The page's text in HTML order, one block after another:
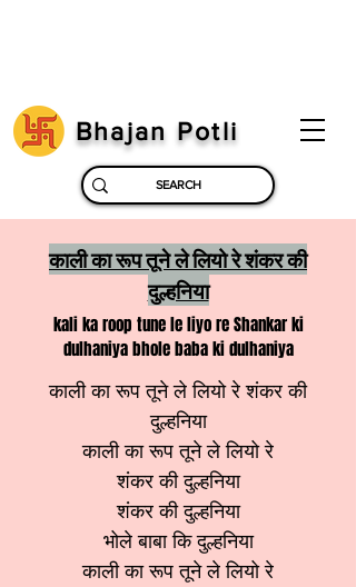
Bhajan Potli
काली का रूप तूने ले लियो रे शंकर की
दुल्हनिया
kali ka roop tune le liyo re Shankar ki
dulhaniya bhole baba ki dulhaniya
काली का रूप तूने ले लियो रे शंकर की
दुल्हनिया
काली का रूप तूने ले लियो रे
शंकर की दुल्हनिया
शंकर की दुल्हनिया
भोले बाबा कि दुल्हनिया
काली का रूप तूने ले लियो रे